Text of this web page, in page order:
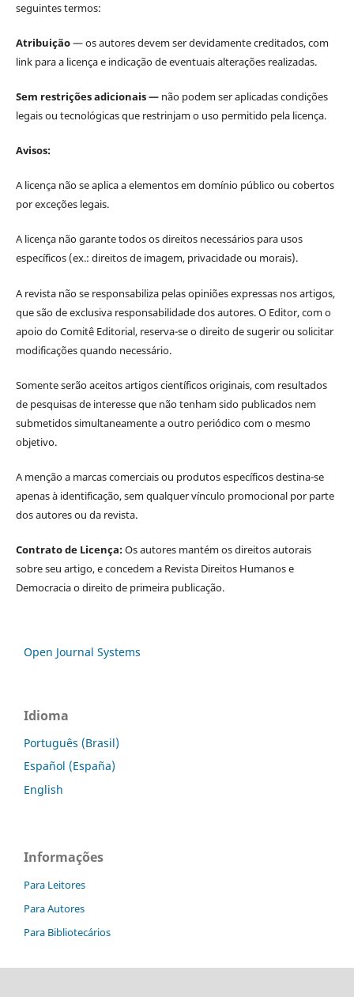
seguintes termos:
Atribuição— os autores devem ser devidamente creditados, com
link para a licença e indicação de eventuais alterações realizadas.
Sem restrições adicionais — não podem ser aplicadas condições
legais ou tecnológicas que restrinjam o uso permitido pela licença.
Avisos:
A licença não se aplica a elementos em domínio público ou cobertos
por exceções legais.
A licença não garante todos os direitos necessários para usos
específicos (ex.: direitos de imagem, privacidade ou morais).
A revista não se responsabiliza pelas opiniões expressas nos artigos,
que são de exclusiva responsabilidade dos autores. O Editor, com o
apoio do Comitê Editorial, reserva-se o direito de sugerir ou solicitar
modificações quando necessário.
Somente serão aceitos artigos científicos originais, com resultados
de pesquisas de interesse que não tenham sido publicados nem
submetidos simultaneamente a outro periódico com o mesmo
objetivo.
A menção a marcas comerciais ou produtos específicos destina-se
apenas à identificação, sem qualquer vínculo promocional por parte
dos autores ou da revista.
Contrato de Licença:Os autores mantém os direitos autorais
sobre seu artigo, e concedem a Revista Direitos Humanos e
Democracia o direito de primeira publicação.
Open Journal Systems
Idioma
Português (Brasil)
Español (España)
English
Informações
Para Leitores
Para Autores
Para Bibliotecários